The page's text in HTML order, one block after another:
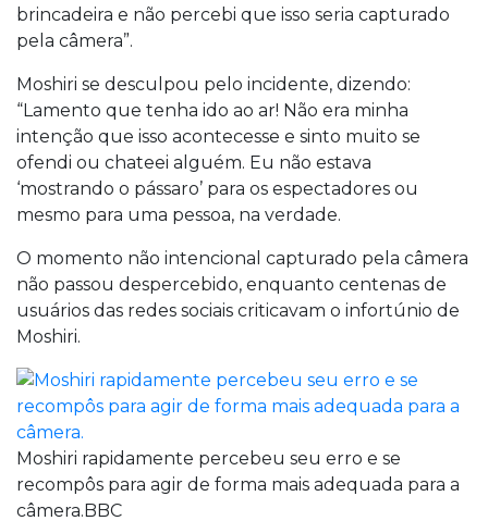
brincadeira e não percebi que isso seria capturado
pela câmera”.
Moshiri se desculpou pelo incidente, dizendo:
“Lamento que tenha ido ao ar! Não era minha
intenção que isso acontecesse e sinto muito se
ofendi ou chateei alguém. Eu não estava
‘mostrando o pássaro’ para os espectadores ou
mesmo para uma pessoa, na verdade.
O momento não intencional capturado pela câmera
não passou despercebido, enquanto centenas de
usuários das redes sociais criticavam o infortúnio de
Moshiri.
Moshiri rapidamente percebeu seu erro e se
recompôs para agir de forma mais adequada para a
câmera.BBC